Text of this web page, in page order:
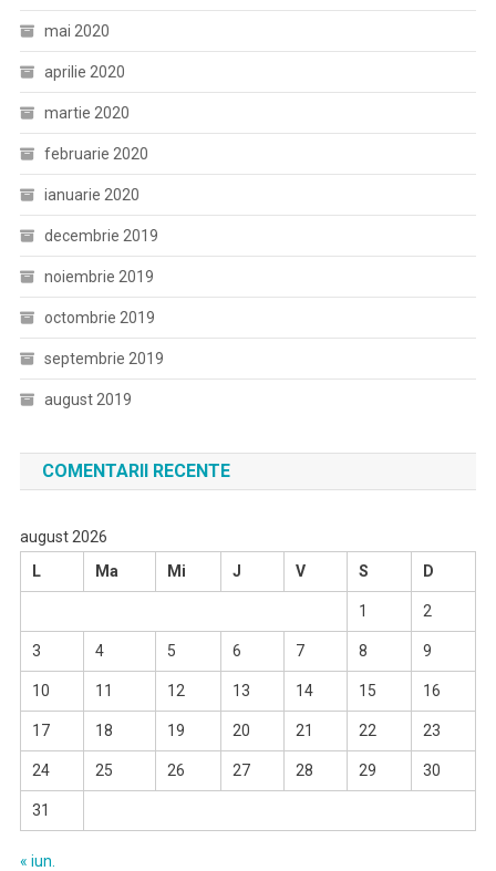
mai 2020
aprilie 2020
martie 2020
februarie 2020
ianuarie 2020
decembrie 2019
noiembrie 2019
octombrie 2019
septembrie 2019
august 2019
COMENTARII RECENTE
august 2026
L
Ma Mi J V S D
1 2
3 4 5 6 7 8 9
10 11 12 13 14 15 16
17 18 19 20 21 22 23
24 25 26 27 28 29 30
31
« iun.